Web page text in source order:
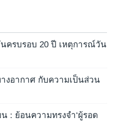
ครบรอบ 20 ปี เหตุการณ์วัน
งอากาศ กับความเป็นส่วน
: ย้อนความทรงจำ‘ผู้รอด